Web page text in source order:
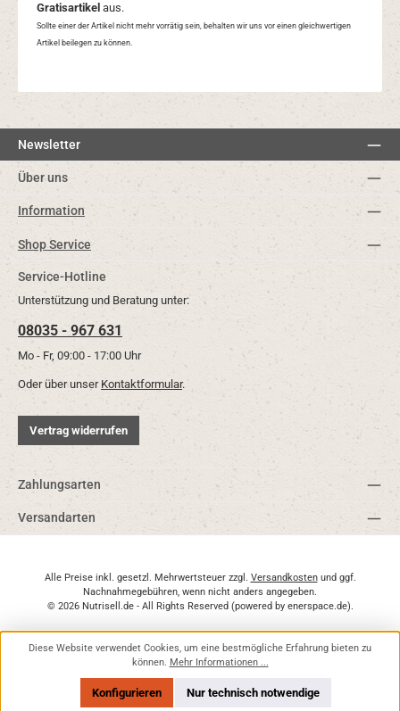
Gratisartikel aus.
Sollte einer der Artikel nicht mehr vorrätig sein, behalten wir uns vor einen gleichwertigen
Artikel beilegen zu können.
Newsletter
Über uns
Information
Shop Service
Service-Hotline
Unterstützung und Beratung unter:
08035 - 967 631
Mo - Fr, 09:00 - 17:00 Uhr
Oder über unser Kontaktformular.
Vertrag widerrufen
Zahlungsarten
Versandarten
Alle Preise inkl. gesetzl. Mehrwertsteuer zzgl. Versandkostenund ggf.
Nachnahmegebühren, wenn nicht anders angegeben.
© 2026 Nutrisell.de - All Rights Reserved (powered by enerspace.de).
Diese Website verwendet Cookies, um eine bestmögliche Erfahrung bieten zu
können. Mehr Informationen ...
Nur technisch notwendige
Konfigurieren